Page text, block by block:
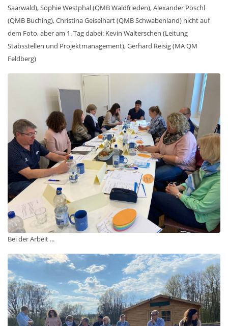
Saarwald), Sophie Westphal (QMB Waldfrieden), Alexander Pöschl
(QMB Buching), Christina Geiselhart (QMB Schwabenland) nicht auf
dem Foto, aber am 1. Tag dabei: Kevin Walterschen (Leitung
Stabsstellen und Projektmanagement), Gerhard Reisig (MA QM
Feldberg)
Bei der Arbeit ...